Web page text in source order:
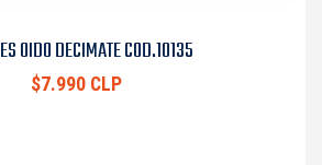
OIDO DECIMATE COD.10135
$7.990 CLP